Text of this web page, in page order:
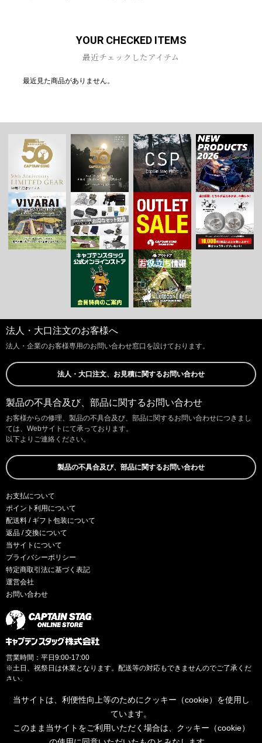
YOUR CHECKED ITEMS
最近チェックしたアイテム
最近見た商品がありません。
法人・大口注文のお客様へ
法人・企業のお客様専用のお問い合わせ窓口を設けております。
法人・大口注文、お見積に関するお問い合わせ
製品の不具合及び、部品に関するお問い合わせ
お客様からの修理、製品の不具合及び、部品に関するお問い合わせにつきまし
ては、Webサイトにて承っております。
以下よりご連絡ください。
製品の不具合及び、部品に関するお問い合わせ
お支払について
ポイント利用について
配送料 / ギフト包装について
返品 / 交換について
当サイトについて
プライバシーポリシー
特定商取引法に基づく表記
運営会社
お問い合わせ
営業時間：平日9:00-17:00
※土日、祝祭日は休業となります。配送等の対応もできませんのでご了承くだ
さい。
当サイトは、利便性向上等のためにクッキー（cookie）を使用し
ています。
このまま当サイトをご利用いただく場合は、クッキー（cookie）